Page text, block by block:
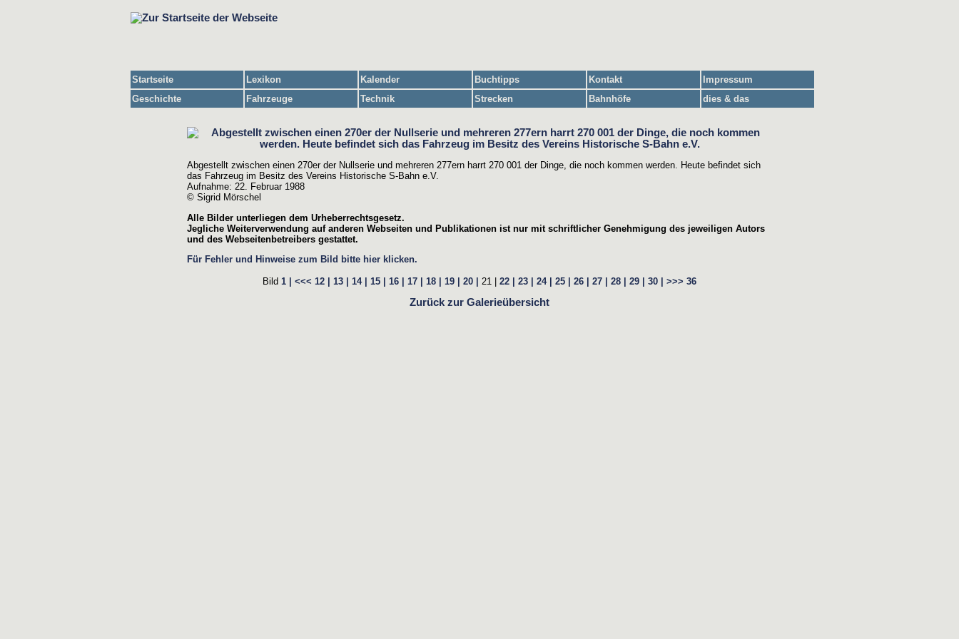
Startseite Lexikon Kalender Buchtipps Kontakt
Impressum
Geschichte
Fahrzeuge Technik Strecken Bahnhöfe dies & das
Abgestellt zwischen einen 270er der Nullserie und mehreren 277ern harrt 270 001 der Dinge, die noch kommen werden. Heute befindet sich
das Fahrzeug im Besitz des Vereins Historische S-Bahn e.V.
Aufnahme: 22. Februar 1988
© Sigrid Mörschel
Alle Bilder unterliegen dem Urheberrechtsgesetz.
Jegliche Weiterverwendung auf anderen Webseiten und Publikationen ist nur mit schriftlicher Genehmigung des jeweiligen Autors
und des Webseitenbetreibers gestattet.
Für Fehler und Hinweise zum Bild bitte hier klicken.
Bild 1 | <<< 12 | 13 | 14 | 15 | 16 | 17 | 18 | 19 | 20 | 21 | 22 | 23 | 24 | 25 | 26 | 27 | 28 | 29 | 30 | >>> 36
Zurück zur Galerieübersicht